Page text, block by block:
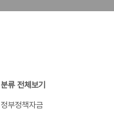
분류 전체보기
정부정책자금